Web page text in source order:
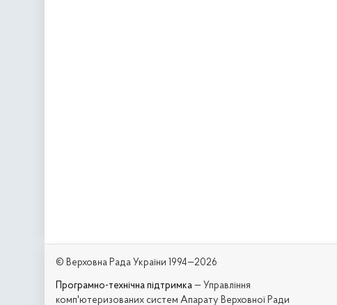
© Верховна Рада України 1994—2026
Програмно-технічна підтримка — Управління
комп'ютеризованих систем Апарату Верховної Ради